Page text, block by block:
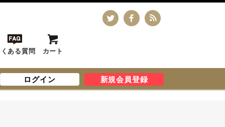
ある質問 カート
ログイン 新規会員登録